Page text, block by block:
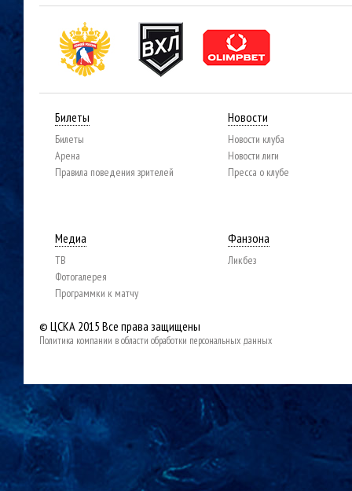
Билеты
Билеты
Арена
Правила поведения зрителей
Новости
Новости клуба
Новости лиги
Пресса о клубе
Медиа
ТВ
Фотогалерея
Программки к матчу
Фанзона
Ликбез
© ЦСКА 2015 Все права защищены
Политика компании в области обработки персональных данных